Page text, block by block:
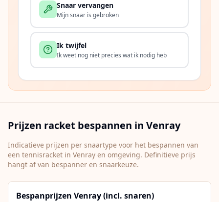
Snaar vervangen
Mijn snaar is gebroken
Ik twijfel
Ik weet nog niet precies wat ik nodig heb
Prijzen racket bespannen in Venray
Indicatieve prijzen per snaartype voor het bespannen van
een tennisracket in Venray en omgeving. Definitieve prijs
hangt af van bespanner en snaarkeuze.
Bespanprijzen Venray (incl. snaren)